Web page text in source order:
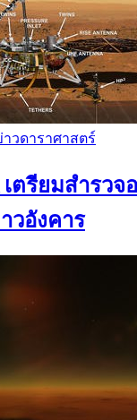
วดาราศาสตร์
เตรียมสำรวจ
วอังคาร